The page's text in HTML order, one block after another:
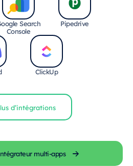
Search
Console
Pipedrive
ClickUp
d’intégrations
multi-apps